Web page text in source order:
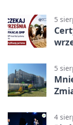
5
5
4